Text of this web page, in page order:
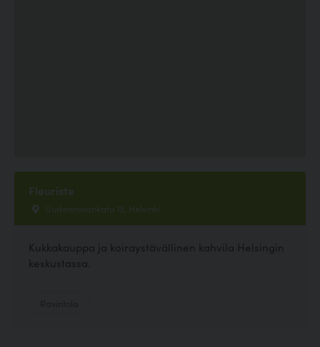
Fleuriste
Uudenmaankatu 13, Helsinki
Kukkakauppa ja koiraystävällinen kahvila Helsingin
keskustassa.